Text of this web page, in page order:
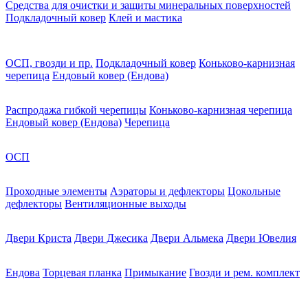
Средства для очистки и защиты минеральных поверхностей
Подкладочный ковер Клей и мастика
ОСП, гвозди и пр. Подкладочный ковер Коньково-карнизная
черепица Ендовый ковер (Ендова)
Распродажа гибкой черепицы Коньково-карнизная черепица
Ендовый ковер (Ендова) Черепица
ОСП
Проходные элементы Аэраторы и дефлекторы Цокольные
дефлекторы Вентиляционные выходы
Двери Криста Двери Джесика Двери Альмека Двери Ювелия
Ендова Торцевая планка Примыкание Гвозди и рем. комплект